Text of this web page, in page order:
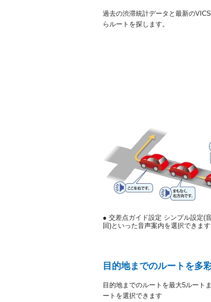
過去の渋滞統計データと最新の
らルートを探します。
● 交差点ガイド設定 シンプル設定(
回)といった音声案内を選択できます
目的地までのルートを多
目的地までのルートを最大5ルート
ートを選択できます